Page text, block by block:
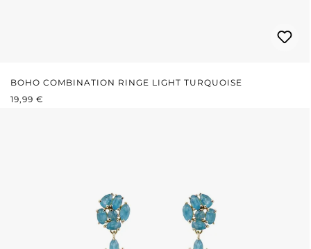
BOHO COMBINATION RINGE LIGHT TURQUOISE
REGULÄRER PREIS:
19,99 €